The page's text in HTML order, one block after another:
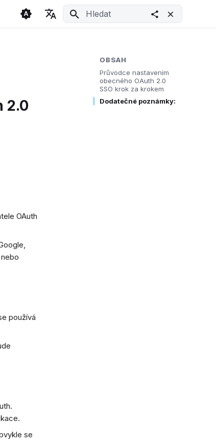
OBSAH
Průvodce nastavením
obecného OAuth 2.0
SSO krok za krokem
Dodatečné poznámky:
2.0
OAuth
používá
se